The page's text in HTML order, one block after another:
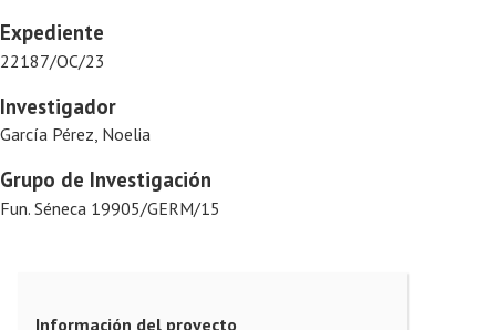
Expediente
22187/OC/23
Investigador
García Pérez, Noelia
Grupo de Investigación
Fun. Séneca 19905/GERM/15
Información del proyecto